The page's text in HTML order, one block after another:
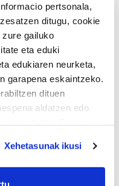
pertsonala,
ditugu, cookie
gailuko
eta eduki
edukiaren neurketa,
garapena eskaintzeko.
dituen
aldatzen edo
geographical
Xehetasunak ikusi